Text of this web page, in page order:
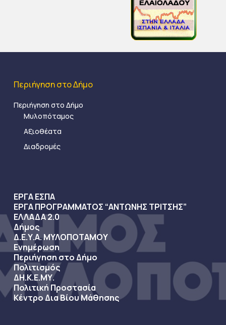
Περιήγηση στο Δήμο
Περιήγηση στο Δήμο
Μυλοπόταμος
Αξιοθέατα
Διαδρομές
ΕΡΓΑ ΕΣΠΑ
ΕΡΓΑ ΠΡΟΓΡΑΜΜΑΤΟΣ “ΑΝΤΩΝΗΣ ΤΡΙΤΣΗΣ”
ΕΛΛΑΔΑ 2.0
Δήμος
Δ.Ε.Υ.Α. ΜΥΛΟΠΟΤΑΜΟΥ
Ενημέρωση
Περιήγηση στο Δήμο
Πολιτισμός
ΔΗ.Κ.Ε.ΜΥ.
Πολιτική Προστασία
Κέντρο Δια Βίου Μάθησης